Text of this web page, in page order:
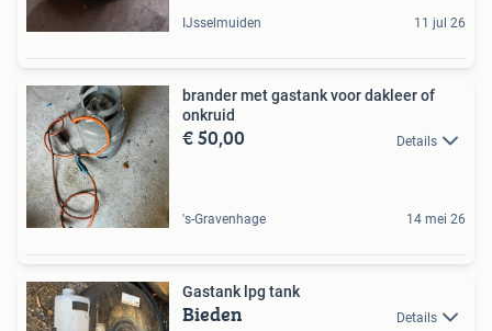
IJsselmuiden 11 jul 26
brander met gastank voor dakleer of
onkruid
€ 50,00 Details
's-Gravenhage 14 mei 26
Gastank lpg tank
Bieden Details